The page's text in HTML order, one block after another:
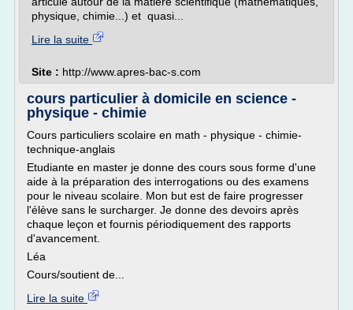
physique, chimie...) et quasi...
Lire la suite
Site : http://www.apres-bac-s.com
cours particulier à domicile en science -
physique - chimie
Cours particuliers scolaire en math - physique - chimie-
technique-anglais
Etudiante en master je donne des cours sous forme d'une
aide à la préparation des interrogations ou des examens
pour le niveau scolaire. Mon but est de faire progresser
l'élève sans le surcharger. Je donne des devoirs après
chaque leçon et fournis périodiquement des rapports
d'avancement.
Léa
Cours/soutient de...
Lire la suite